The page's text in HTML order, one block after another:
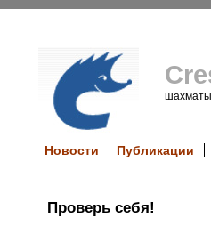
Новости Публикации
Проверь себя!